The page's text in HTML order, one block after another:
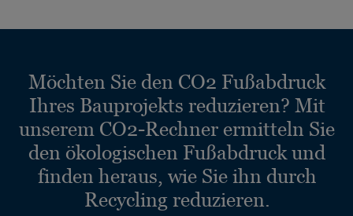
Möchten Sie den CO2 Fußabdruck
Ihres Bauprojekts reduzieren? Mit
unserem CO2-Rechner ermitteln Sie
den ökologischen Fußabdruck und
finden heraus, wie Sie ihn durch
Recycling reduzieren.